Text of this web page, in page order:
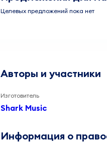
Целевых предложений пока нет
Авторы и участники
Изготовитель
Shark Music
Информация о